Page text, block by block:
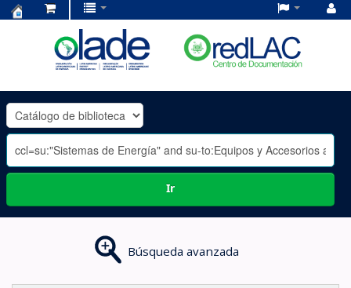
OLADE
-
Ir
Búsqueda avanzada